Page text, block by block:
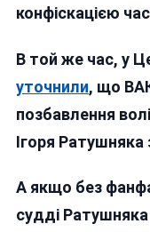
конфіскацією
В той же час, у
уточнили, що
позбавлення
Ігоря
А якщо без
судді